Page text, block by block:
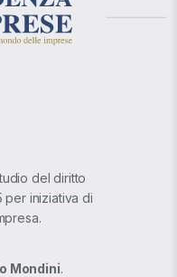
del diritto
per iniziativa di
Mondini.